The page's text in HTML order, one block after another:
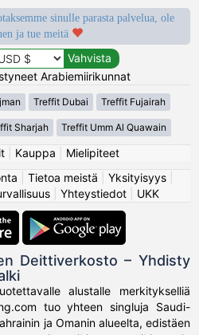
sinulle parasta palvelua, ole
ja tue meitä
Arabiemiirikunnat
Treffit Dubai Treffit Fujairah
Sharjah Treffit Umm Al Quawain
Kauppa
Mielipiteet
Tietoa meistä Yksityisyys|
Yhteystiedot UKK
Deittiverkosto – Yhdisty
alustalle merkitykselliä
tuo yhteen singluja Saudi-
ja Omanin alueelta, edistäen